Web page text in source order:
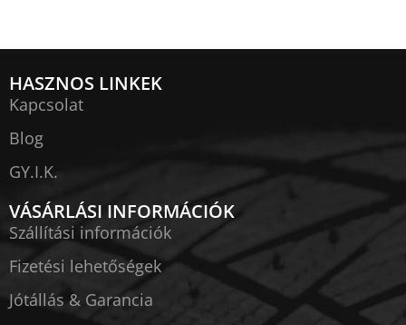
HASZNOS LINKEK
Kapcsolat
Blog
GY.I.K.
VÁSÁRLÁSI INFORMÁCIÓK
Szállítási információk
Fizetési lehetőségek
Jótállás & Garancia